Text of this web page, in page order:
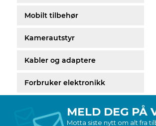
Mobilt tilbehør
Kamerautstyr
Kabler og adaptere
Forbruker elektronikk
MELD DEG PÅ
Motta siste nytt om alt fra